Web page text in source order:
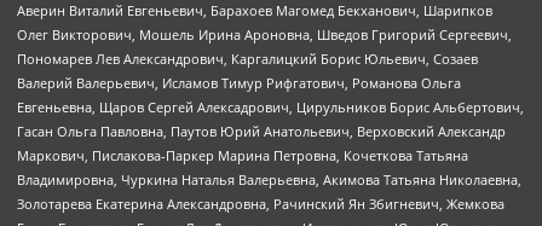
Аверин Виталий Евгеньевич, Барахоев Магомед Бекханович, Шарипков
Олег Викторович, Мошель Ирина Ароновна, Шведов Григорий Сергеевич,
Пономарев Лев Александрович, Каргалицкий Борис Юльевич, Созаев
Валерий Валерьевич, Исламов Тимур Рифгатович, Романова Ольга
Евгеньевна, Щаров Сергей Алексадрович, Цирульников Борис Альбертович,
Гасан Ольга Павловна, Паутов Юрий Анатольевич, Верховский Александр
Маркович, Пислакова-Паркер Марина Петровна, Кочеткова Татьяна
Владимировна, Чуркина Наталья Валерьевна, Акимова Татьяна Николаевна,
Золотарева Екатерина Александровна, Рачинский Ян Збигневич, Жемкова